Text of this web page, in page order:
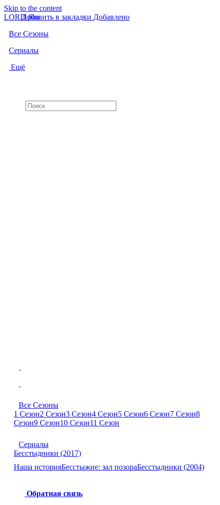
Skip to the content
LORDfilm
Все Сезоны
Сериалы
Ещё
Все Сезоны
1 Сезон2 Сезон3 Сезон4 Сезон5 Сезон6 Сезон7 Сезон8
Сезон9 Сезон10 Сезон11 Сезон
Сериалы
Бесстыдники (2017)
Наша историяБесстыжие: зал позораБесстыдники (2004)
Обратная связь
Добавить в закладки Добавлено